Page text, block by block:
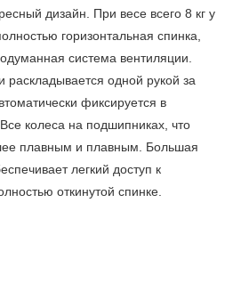
дизайн. При весе всего 8 кг у
горизонтальная спинка,
система вентиляции.
раскладывается одной рукой за
фиксируется в
колеса на подшипниках, что
плавным и плавным. Большая
легкий доступ к
откинутой спинке.